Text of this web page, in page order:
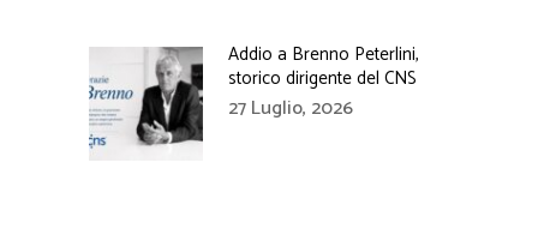
Addio a Brenno Peterlini,
storico dirigente del CNS
27 Luglio, 2026